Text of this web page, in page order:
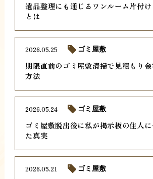
遺品整理にも通じるワンルーム片付
とは
期限直前のゴミ屋敷清掃で見積もり
方法
2026.05.25 ゴミ屋敷
ゴミ屋敷脱出後に私が掲示板の住人
た真実
2026.05.24 ゴミ屋敷
2026.05.21 ゴミ屋敷